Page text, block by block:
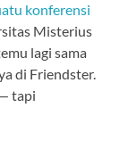
konferensi
Misterius
lagi sama
di Friendster.
tapi